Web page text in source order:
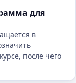
для
в
после чего